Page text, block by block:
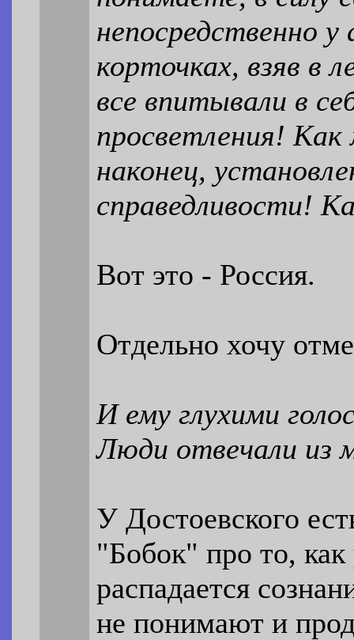
непосредственно
корточках, взяв в
все впитывали в
просветления!
наконец,
справедливости!
Вот это - Россия.
Отдельно хочу
И ему глухими
Люди отвечали из
У Достоевского
"Бобок" про то,
распадается
не понимают и